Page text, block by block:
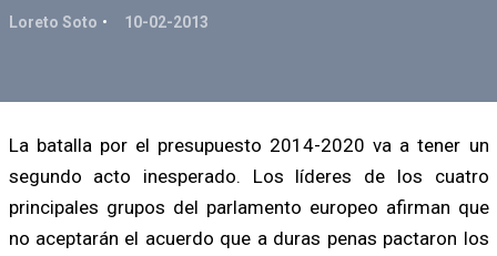
Loreto Soto 10-02-2013
La batalla por el presupuesto 2014-2020 va a tener un
segundo acto inesperado. Los líderes de los cuatro
principales grupos del parlamento europeo afirman que
no aceptarán el acuerdo que a duras penas pactaron los